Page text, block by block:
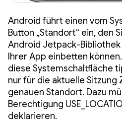
Android führt einen vom
Button „Standort“ ein, den
Android Jetpack-
Ihrer App einbetten
diese Systemschaltfläche
nur für die aktuelle Sitzung
genauen Standort. Dazu
Berechtigung
deklarieren.